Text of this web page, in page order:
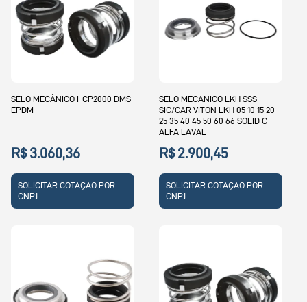
SELO MECÂNICO I-CP2000 DMS
EPDM
R$ 3.060,36
SOLICITAR COTAÇÃO POR
CNPJ
SELO MECANICO LKH SSS
SIC/CAR VITON LKH 05 10 15 20
25 35 40 45 50 60 66 SOLID C
ALFA LAVAL
R$ 2.900,45
SOLICITAR COTAÇÃO POR
CNPJ